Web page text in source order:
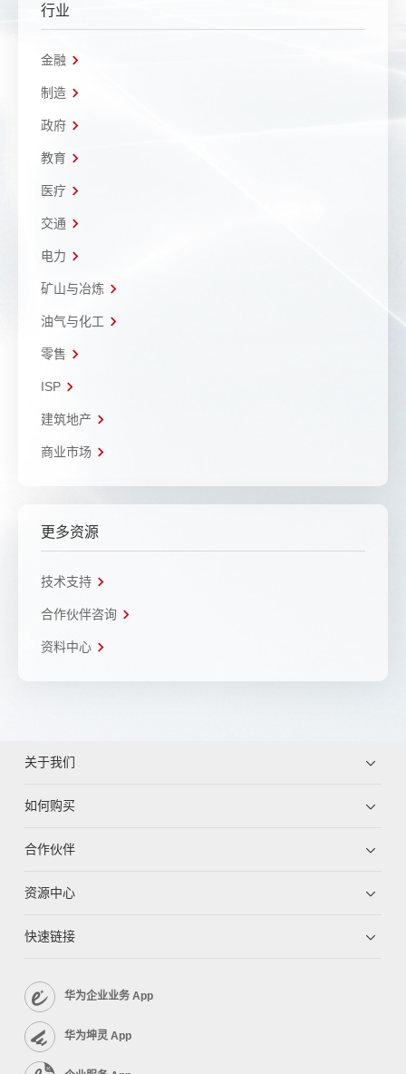
行业
金融
制造
政府
教育
医疗
交通
电力
矿山与冶炼
油气与化工
零售
ISP
建筑地产
商业市场
更多资源
技术支持
合作伙伴咨询
资料中心
关于我们
如何购买
合作伙伴
资源中心
快速链接
华为企业业务 App
华为坤灵 App